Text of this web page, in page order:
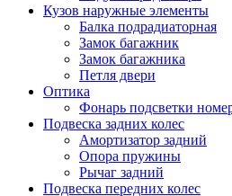
Кузов наружные элементы
Балка подрадиаторная
Замок багажник
Замок багажника
Петля двери
Оптика
Фонарь подсветки
Подвеска задних колес
Амортизатор задний
Опора пружины
Рычаг задний
Подвеска передних колес